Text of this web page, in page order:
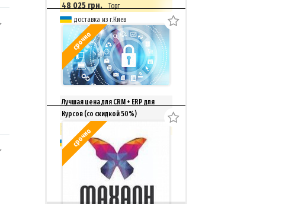
48 025 грн.
Торг
доставка из г.Киев
срочно
Лучшая цена для CRM + ERP для
Курсов (со скидкой 50%)
33 150 грн.
доставка из г.Киев
срочно